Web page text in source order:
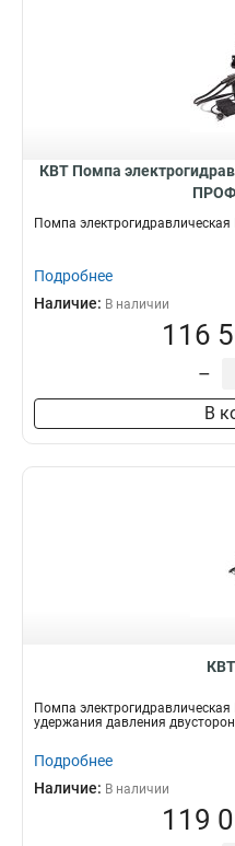
КВТ Помпа
Помпа
Подробнее
Наличие: В наличии
116
–
В
Помпа
удержания давления
Подробнее
Наличие: В наличии
119